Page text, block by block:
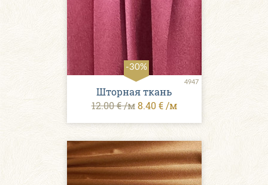
-30%
4947
Шторная ткань
12.00 € /м 8.40 € /м